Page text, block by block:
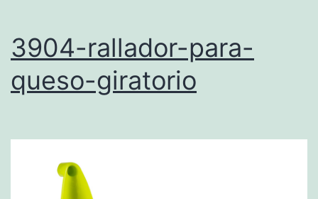
3904-rallador-para-
queso-giratorio